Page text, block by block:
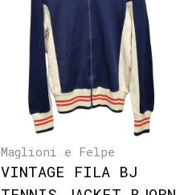
Maglioni e Felpe
VINTAGE FILA BJ